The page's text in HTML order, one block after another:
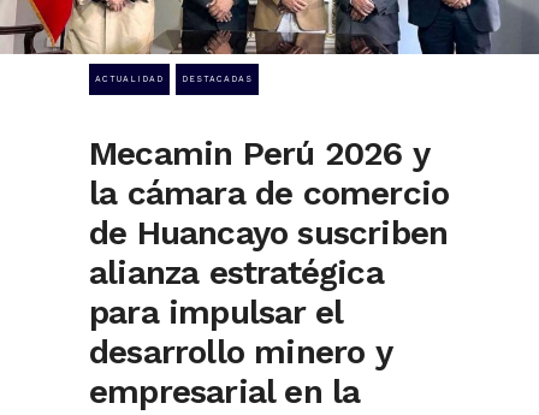
ACTUALIDAD DESTACADAS
Mecamin Perú 2026 y
la cámara de comercio
de Huancayo suscriben
alianza estratégica
para impulsar el
desarrollo minero y
empresarial en la